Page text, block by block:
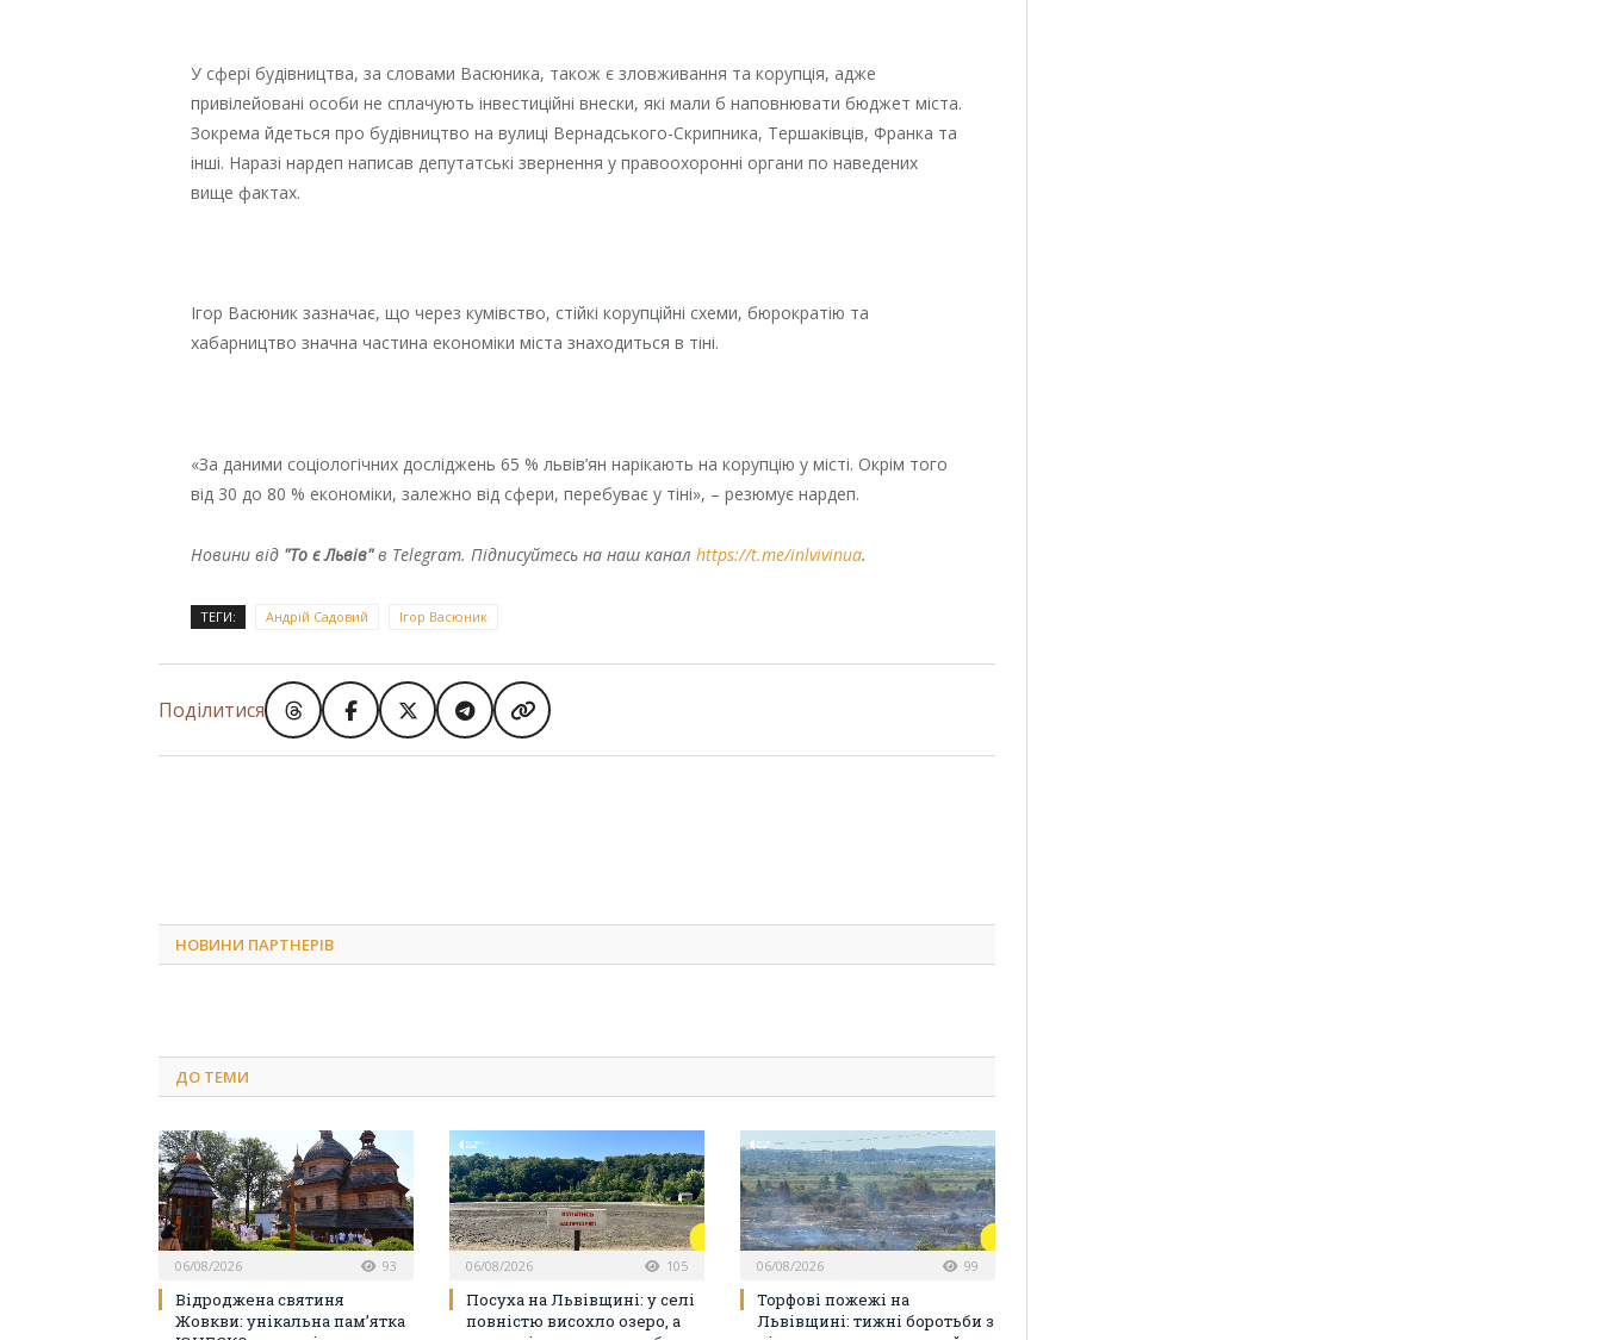
У сфері будівництва, за словами Васюника, також є зловживання та корупція, адже
привілейовані особи не сплачують інвестиційні внески, які мали б наповнювати бюджет міста.
Зокрема йдеться про будівництво на вулиці Вернадського-Скрипника, Тершаківців, Франка та
інші. Наразі нардеп написав депутатські звернення у правоохоронні органи по наведених
вище фактах.
Ігор Васюник зазначає, що через кумівство, стійкі корупційні схеми, бюрократію та
хабарництво значна частина економіки міста знаходиться в тіні.
«За даними соціологічних досліджень 65 % львів’ян нарікають на корупцію у місті. Окрім того
від 30 до 80 % економіки, залежно від сфери, перебуває у тіні», – резюмує нардеп.
Новини від "То є Львів"в Telegram. Підписуйтесь на наш каналhttps://t.me/inlvivinua.
ТЕГИ: Андрій Садовий Ігор Васюник
Поділитися
НОВИНИ ПАРТНЕРІВ
ДО ТЕМИ
06/08/2026 93
Відроджена святиня
Жовкви: унікальна пам’ятка
06/08/2026 105
Посуха на Львівщині: у селі
повністю висохло озеро, а
06/08/2026 99
Торфові пожежі на
Львівщині: тижні боротьби з